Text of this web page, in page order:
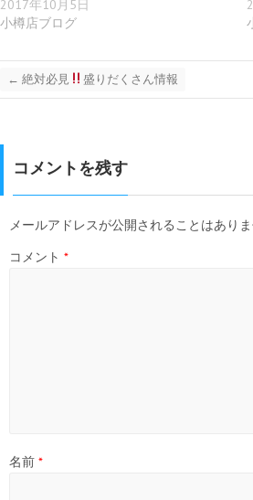
2017年10月5日
小樽店ブログ
← 絶対必見 盛りだくさん情報
コメントを残す
メールアドレスが公開されることはありま
コメント *
名前 *